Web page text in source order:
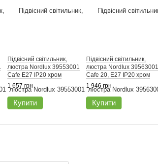
Підвісний світильник,
люстра Nordlux 39553001
Cafe E27 IP20 хром
1 657 грн
Купити
Підвісний світильник,
люстра Nordlux 39563001
Cafe 20, E27 IP20 хром
1 946 грн
Купити